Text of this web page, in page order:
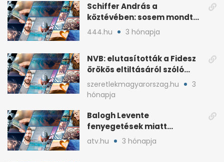
Schiffer András a
köztévében: sosem mondta,
ki fog nyerni
444.hu 3 hónapja
NVB: elutasították a Fidesz
örökös eltiltásáról szóló
népszavazást
szeretlekmagyarorszag.hu
3
hónapja
Balogh Levente
fenyegetések miatt
lemondta erdélyi előadás-
atv.hu 3 hónapja